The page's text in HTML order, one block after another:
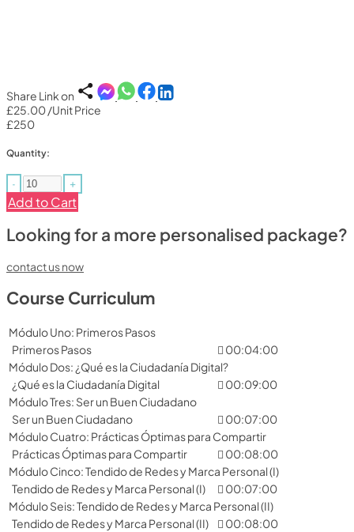
Share Link on
£25.00/Unit Price
£250
Quantity:
- +
Add to Cart
Looking for a more personalised package?
contact us now
Course Curriculum
Módulo Uno: Primeros Pasos
Primeros Pasos
00:04:00
Módulo Dos: ¿Qué es la Ciudadanía Digital?
¿Qué es la Ciudadanía Digital
00:09:00
Módulo Tres: Ser un Buen Ciudadano
Ser un Buen Ciudadano
00:07:00
Módulo Cuatro: Prácticas Óptimas para Compartir
Prácticas Óptimas para Compartir
00:08:00
Módulo Cinco: Tendido de Redes y Marca Personal (I)
Tendido de Redes y Marca Personal (I)
00:07:00
Módulo Seis: Tendido de Redes y Marca Personal (II)
Tendido de Redes y Marca Personal (II)
00:08:00